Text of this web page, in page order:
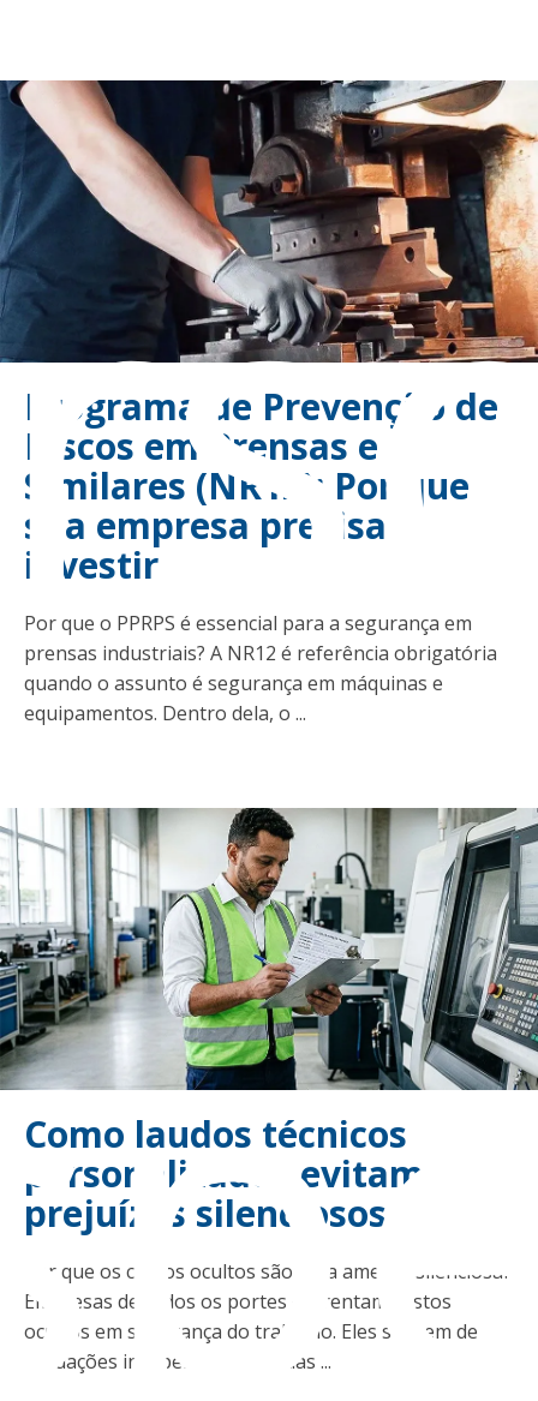
Programa de Prevenção de
Riscos em Prensas e
Similares (NR12): Por que
sua empresa precisa
investir
Por que o PPRPS é essencial para a segurança em
prensas industriais? A NR12 é referência obrigatória
quando o assunto é segurança em máquinas e
equipamentos. Dentro dela, o ...
Como laudos técnicos
personalizados evitam
prejuízos silenciosos
Por que os custos ocultos são uma ameaça silenciosa?
Empresas de todos os portes enfrentam custos
ocultos em segurança do trabalho. Eles surgem de
autuações inesperadas, paradas ...